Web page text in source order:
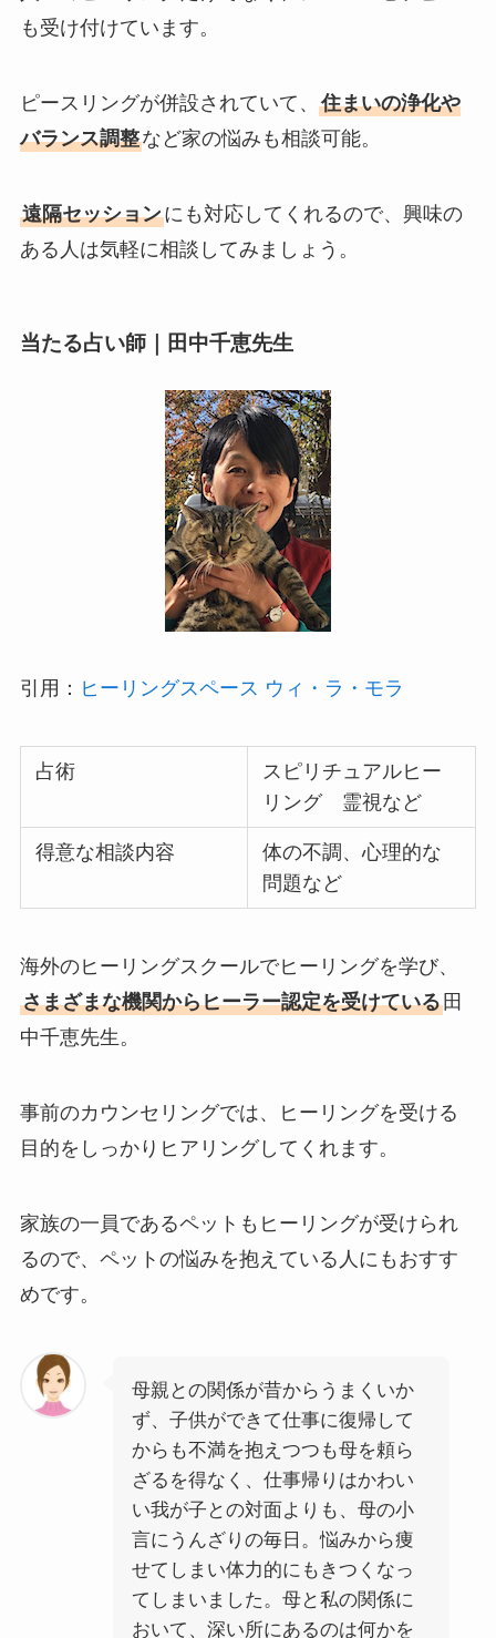
も受け付けています。
ピースリングが併設されていて、 住まいの浄化や
バランス調整など家の悩みも相談可能。
遠隔セッションにも対応してくれるので、興味の
ある人は気軽に相談してみましょう。
当たる占い師｜田中千恵先生
引用： ヒーリングスペース ウィ・ラ・モラ
占術
スピリチュアルヒー
リング 霊視など
得意な相談内容
体の不調、心理的な
問題など
海外のヒーリングスクールでヒーリングを学び、
さまざまな機関からヒーラー認定を受けている田
中千恵先生。
事前のカウンセリングでは、ヒーリングを受ける
目的をしっかりヒアリングしてくれます。
家族の一員であるペットもヒーリングが受けられ
るので、ペットの悩みを抱えている人にもおすす
めです。
母親との関係が昔からうまくいか
ず、子供ができて仕事に復帰して
からも不満を抱えつつも母を頼ら
ざるを得なく、仕事帰りはかわい
い我が子との対面よりも、母の小
言にうんざりの毎日。悩みから痩
せてしまい体力的にもきつくなっ
てしまいました。母と私の関係に
おいて、深い所にあるのは何かを